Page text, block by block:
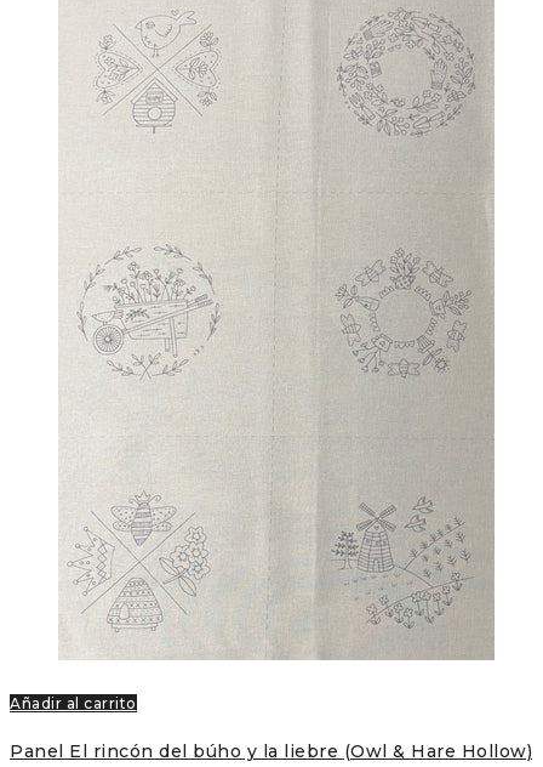
Añadir al carrito
Panel El rincón del búho y la liebre (Owl & Hare Hollow)